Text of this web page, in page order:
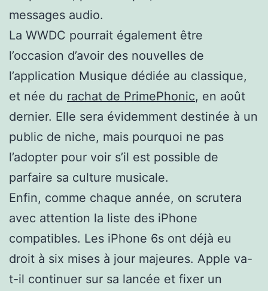
messages audio.
La WWDC pourrait également être
l’occasion d’avoir des nouvelles de
l’application Musique dédiée au classique,
et née du rachat de PrimePhonic, en août
dernier. Elle sera évidemment destinée à un
public de niche, mais pourquoi ne pas
l’adopter pour voir s’il est possible de
parfaire sa culture musicale.
Enfin, comme chaque année, on scrutera
avec attention la liste des iPhone
compatibles. Les iPhone 6s ont déjà eu
droit à six mises à jour majeures. Apple va-
t-il continuer sur sa lancée et fixer un